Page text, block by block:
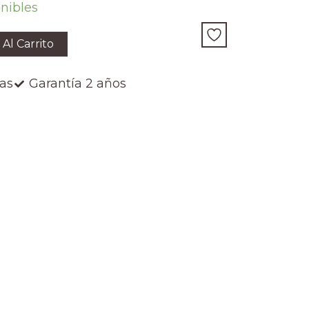
Carrito
Garantía 2 años